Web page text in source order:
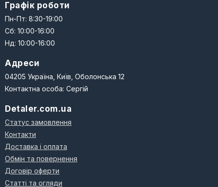
Графік роботи
Пн-Пт: 8:30-19:00
Сб: 10:00-16:00
Нд: 10:00-16:00
Адреси
04205 Україна, Київ, Оболонська 12
Контактна особа: Сергій
Detaler.com.ua
Статус замовлення
Контакти
Доставка і оплата
Обмін та повернення
Договір оферти
Статті та огляди